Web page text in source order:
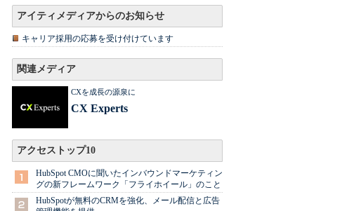
アイティメディアからのお知らせ
キャリア採用の応募を受け付けています
関連メディア
CXを成長の源泉に
CX Experts
アクセストップ10
HubSpot CMOに聞いたインバウンドマーケティン
グの新フレームワーク「フライホイール」のこと
HubSpotが無料のCRMを強化、メール配信と広告